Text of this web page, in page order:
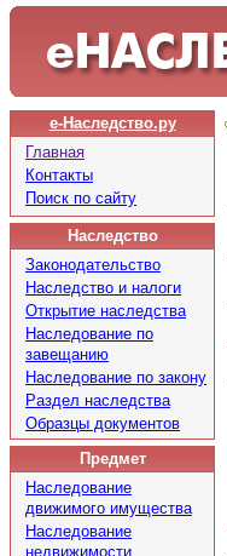
е-Наследство.ру
Главная
Контакты
Поиск по сайту
Наследство
Законодательство
Наследство и налоги
Открытие наследства
Наследование по
завещанию
Наследование по закону
Раздел наследства
Образцы документов
Предмет
Наследование
движимого имущества
Наследование
недвижимости